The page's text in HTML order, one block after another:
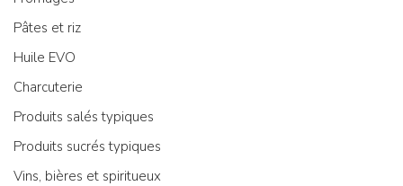
Pâtes et riz
Huile EVO
Charcuterie
Produits salés typiques
Produits sucrés typiques
Vins, bières et spiritueux